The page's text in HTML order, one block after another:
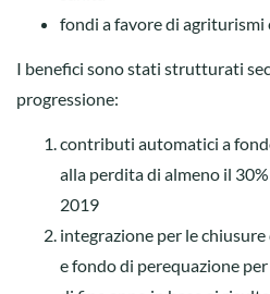
fondi a favore di agriturismi
I benefici sono stati strutturati
progressione:
contributi automatici a
alla perdita di almeno il
2019
integrazione per le
e fondo di perequazione